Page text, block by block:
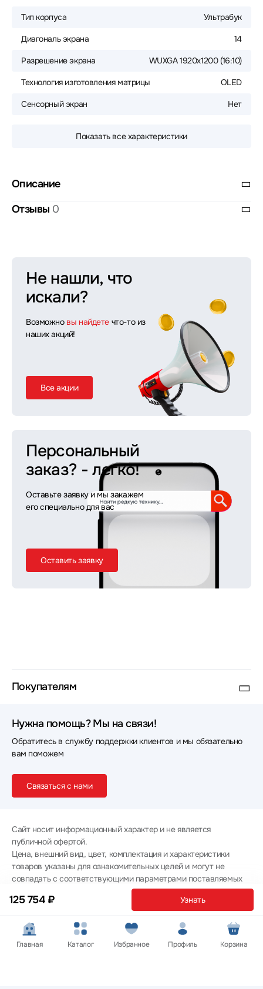
125 754 ₽ Узнать
Тип корпуса Ультрабук
Диагональ экрана 14
Разрешение экрана WUXGA 1920x1200 (16:10)
Технология изготовления матрицы OLED
Сенсорный экран Нет
Показать все характеристики
Описание
Отзывы 0
Не нашли, что
искали?
Возможно вы найдете что-то из
наших акций!
Все акции
Персональный
заказ? - легко!
Оставьте заявку и мы закажем
его специально для вас
Оставить заявку
Покупателям
Нужна помощь? Мы на связи!
Обратитесь в службу поддержки клиентов и мы обязательно
вам поможем
Связаться с нами
Сайт носит информационный характер и не является
публичной офертой.
Цена, внешний вид, цвет, комплектация и характеристики
товаров указаны для ознакомительных целей и могут не
совпадать с соответствующими параметрами поставляемых
товаров - уточняйте информацию у менеджера при
оформлении заказа.
Политика конфиденциальности
© 2012 — 2026 ООО «Эпл Тэк»
Главная Каталог Избранное Профиль Корзина